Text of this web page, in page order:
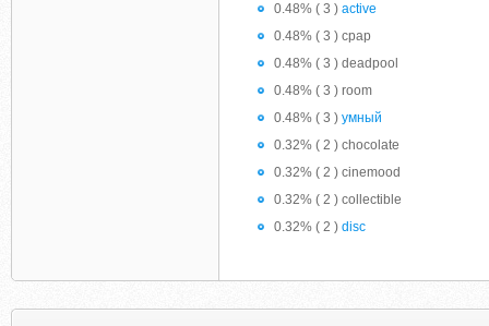
0.48% ( 3 ) active
0.48% ( 3 ) cpap
0.48% ( 3 ) deadpool
0.48% ( 3 ) room
0.48% ( 3 ) умный
0.32% ( 2 ) chocolate
0.32% ( 2 ) cinemood
0.32% ( 2 ) collectible
0.32% ( 2 ) disc